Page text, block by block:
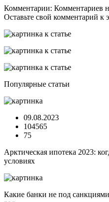
Комментарии: Комментариев
Оставьте свой комментарий к
Популярные статьи
09.08.2023
104565
75
Арктическая ипотека 2023:
условиях
Какие банки не под